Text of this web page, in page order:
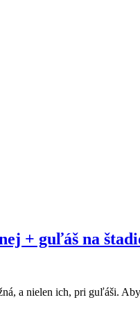
+ guľáš na
a nielen ich, pri guľáši.